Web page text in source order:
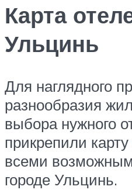
Карта
Ульцинь
Для наглядного
разнообразия
выбора нужного
прикрепили
всеми
городе Ульцинь.